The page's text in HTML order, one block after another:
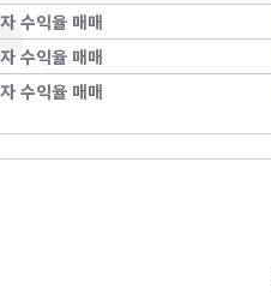
카카오 친구
수익율 매매
수익율 매매
수익율 매매